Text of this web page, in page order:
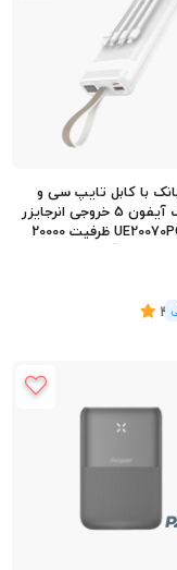
با کابل تایپ سی و
لایتنینگ آیفون 5 خروجی انرجایزر
مدل UE20070PQ ظرفیت 20000
میلی آمپر